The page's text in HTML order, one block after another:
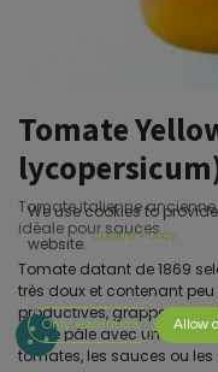
Tomate
Tomate italienne
idéale pour sauces
Tomate datant de 1869
très doux et contenant
productives, grappes de
jaune pâle avec un léger
tomates, les sauces ou les
We use cookies to
website. Cookie Policy
Only essentials Allow